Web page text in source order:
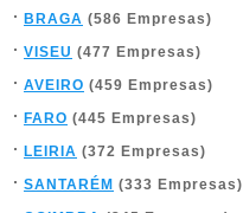
BRAGA (586 Empresas)
VISEU (477 Empresas)
AVEIRO (459 Empresas)
FARO (445 Empresas)
LEIRIA (372 Empresas)
SANTARÉM (333 Empresas)